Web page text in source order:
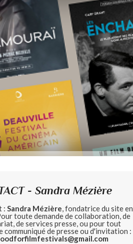
- Sandra Mézière
: Sandra Mézière, fondatrice du site en
toute demande de collaboration, de
de services presse, ou pour tout
communiqué de presse ou d'invitation :